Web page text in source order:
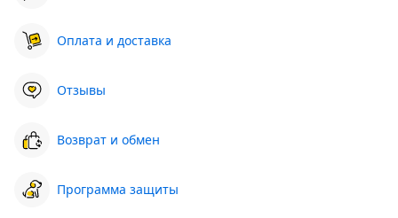
Оплата и доставка
Отзывы
Возврат и обмен
Программа защиты